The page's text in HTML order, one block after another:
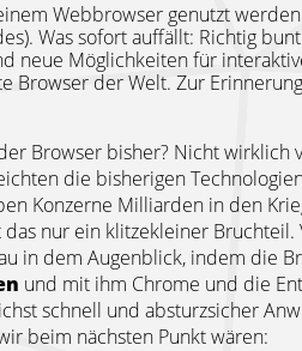
Webbrowser genutzt
Was sofort auffällt: Richtig
neue Möglichkeiten für
der Welt. Zur
Browser bisher? Nicht
die bisherigen
Konzerne Milliarden in den
nur ein klitzekleiner
in dem Augenblick, indem die
und mit ihm Chrome und die
schnell und absturzsicher
beim nächsten Punkt wären: